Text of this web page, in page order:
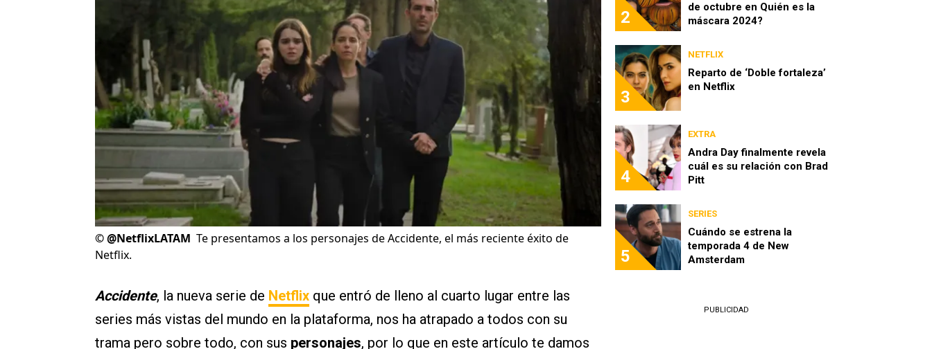
©@NetflixLATAM Te presentamos a los personajes de Accidente, el más reciente éxito de
Netflix.
Accidente, la nueva serie de Netflix que entró de lleno al cuarto lugar entre las
series más vistas del mundo en la plataforma, nos ha atrapado a todos con su
trama pero sobre todo, con sus personajes, por lo que en este artículo te damos
2
de octubre en Quién es la
máscara 2024?
3
NETFLIX
Reparto de ‘Doble fortaleza’
en Netflix
4
EXTRA
Andra Day finalmente revela
cuál es su relación con Brad
Pitt
5
SERIES
Cuándo se estrena la
temporada 4 de New
Amsterdam
PUBLICIDAD